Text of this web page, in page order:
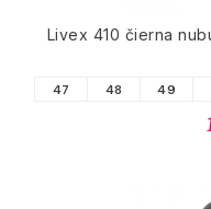
Livex 410 čierna
47 48 49